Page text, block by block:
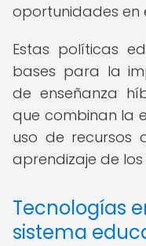
oportunidades en
Estas políticas
bases para la
de enseñanza
que combinan la
uso de recursos
aprendizaje de
Tecnologías
sistema